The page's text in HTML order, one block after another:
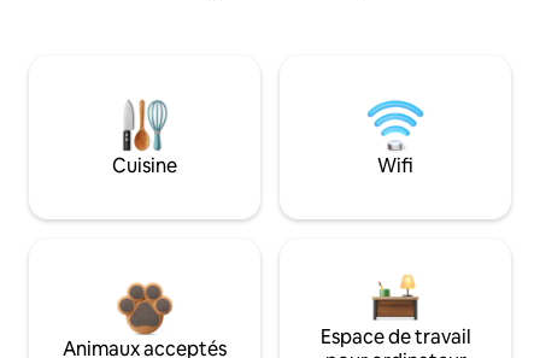
Cuisine Wifi
Animaux acceptés
Espace de travail